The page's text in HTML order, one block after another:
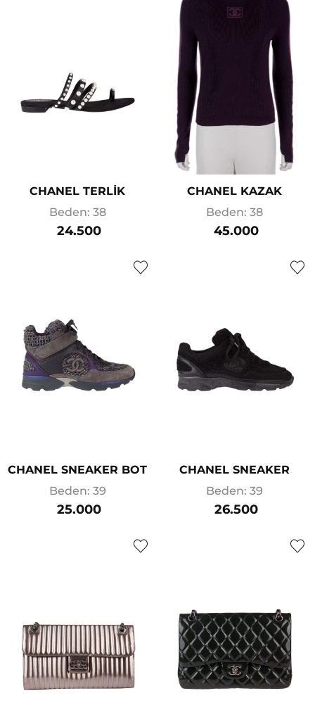
CHANEL TERLİK
Beden: 38
24.500
CHANEL KAZAK
Beden: 38
45.000
CHANEL SNEAKER BOT
Beden: 39
25.000
CHANEL SNEAKER
Beden: 39
26.500